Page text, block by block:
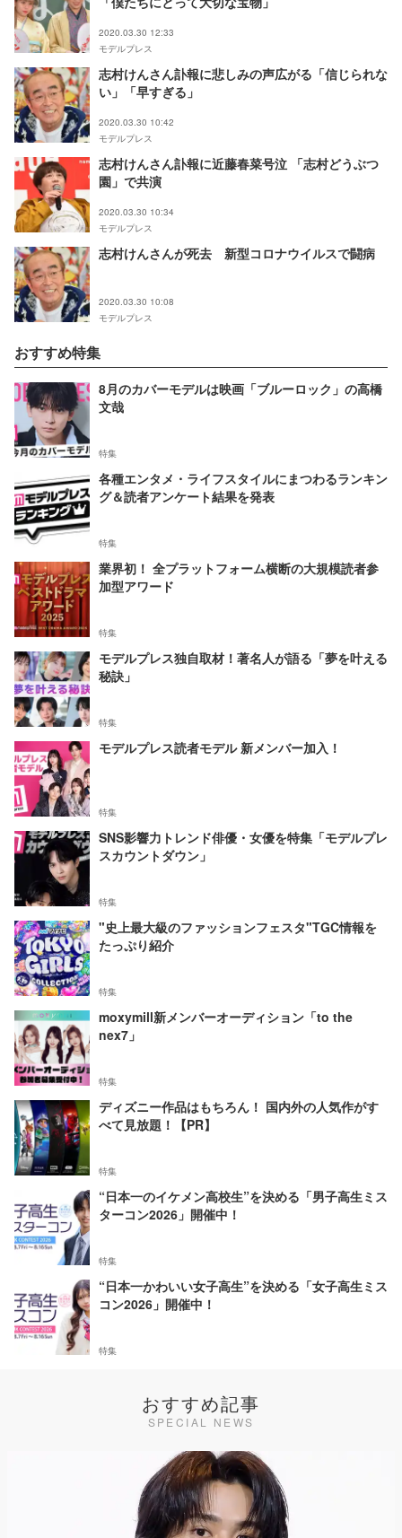
2020.03.30 12:33
モデルプレス
志村けんさん訃報に悲しみの声広がる「信じられな
い」「早すぎる」
2020.03.30 10:42
モデルプレス
志村けんさん訃報に近藤春菜号泣 「志村どうぶつ
園」で共演
2020.03.30 10:34
モデルプレス
志村けんさんが死去 新型コロナウイルスで闘病
2020.03.30 10:08
モデルプレス
おすすめ特集
8月のカバーモデルは映画「ブルーロック」の高橋
文哉
特集
各種エンタメ・ライフスタイルにまつわるランキン
グ＆読者アンケート結果を発表
特集
業界初！ 全プラットフォーム横断の大規模読者参
加型アワード
特集
モデルプレス独自取材！著名人が語る「夢を叶える
秘訣」
特集
モデルプレス読者モデル 新メンバー加入！
特集
SNS影響力トレンド俳優・女優を特集「モデルプレ
スカウントダウン」
特集
"史上最大級のファッションフェスタ"TGC情報を
たっぷり紹介
特集
moxymill新メンバーオーディション「to the
nex7」
特集
ディズニー作品はもちろん！ 国内外の人気作がす
べて見放題！【PR】
特集
“日本一のイケメン高校生”を決める「男子高生ミス
ターコン2026」開催中！
特集
“日本一かわいい女子高生”を決める「女子高生ミス
コン2026」開催中！
特集
おすすめ記事
SPECIAL NEWS